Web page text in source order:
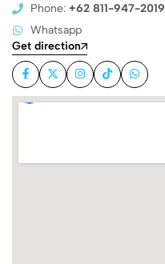
Phone: +62 811-947-2019
Whatsapp
Get direction